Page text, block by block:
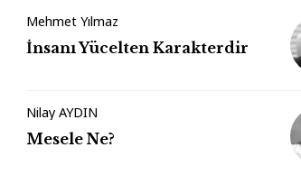
Mehmet Yılmaz
İnsanı Yücelten Karakterdir
Nilay AYDIN
Mesele Ne?